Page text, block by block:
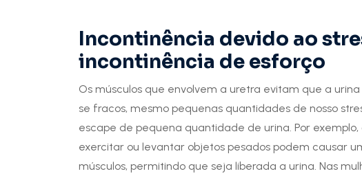
Incontinência devido ao
incontinência de esforço
Os músculos que envolvem a uretra evitam que a
se fracos, mesmo pequenas quantidades de nosso
escape de pequena quantidade de urina. Por exemplo,
exercitar ou levantar objetos pesados podem causar
músculos, permitindo que seja liberada a urina. Nas